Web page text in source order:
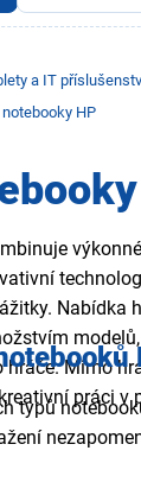
a IT
notebooky HP
Nabídka
hráče. Mimo
práci v
typů